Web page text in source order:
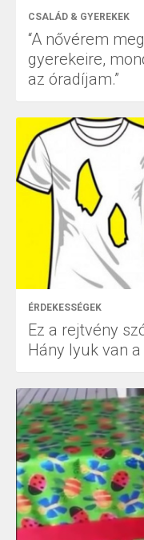
CSALÁD & GYEREKEK
“A nővérem
gyerekeire,
az óradíjam.”
ÉRDEKESSÉGEK
Ez a rejtvény
Hány lyuk van a